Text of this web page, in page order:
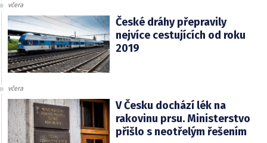
včera
České dráhy přepravily
nejvíce cestujících od roku
2019
včera
V Česku dochází lék na
rakovinu prsu. Ministerstvo
přišlo s neotřelým řešením